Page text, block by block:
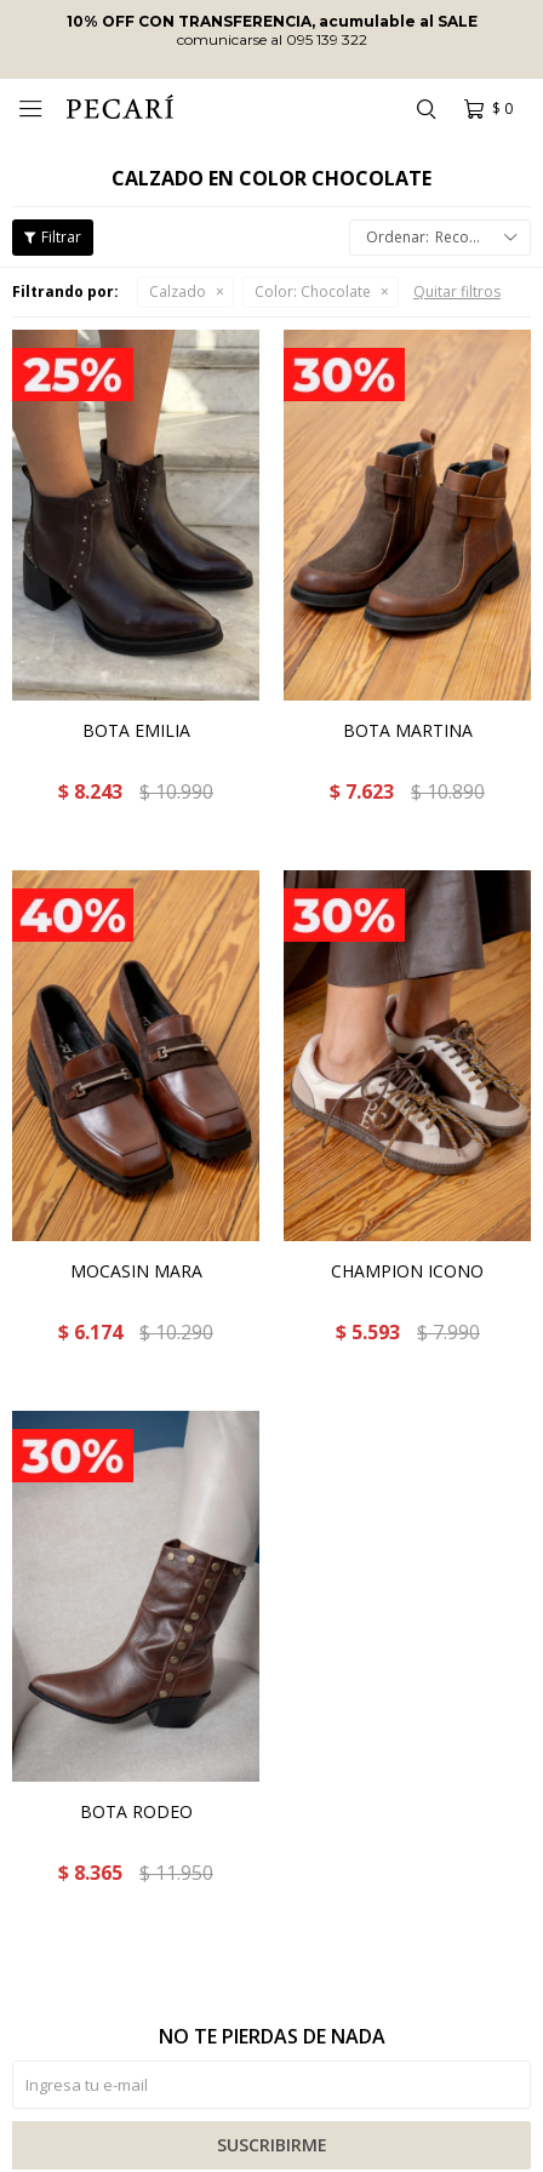
10% OFF CON TRANSFERENCIA, acumulable al SALE
comunicarse al 095 139 322
$ 0

CALZADO EN COLOR CHOCOLATE
Recomendados
Filtrando por: Calzado Color: Chocolate Quitar filtros
BOTA EMILIA
$ 8.243 $10.990
BOTA MARTINA
$ 7.623 $10.890
MOCASIN MARA
$ 6.174 $10.290
CHAMPION ICONO
$ 5.593 $7.990
BOTA RODEO
$ 8.365 $11.950
NO TE PIERDAS DE NADA
SUSCRIBIRME